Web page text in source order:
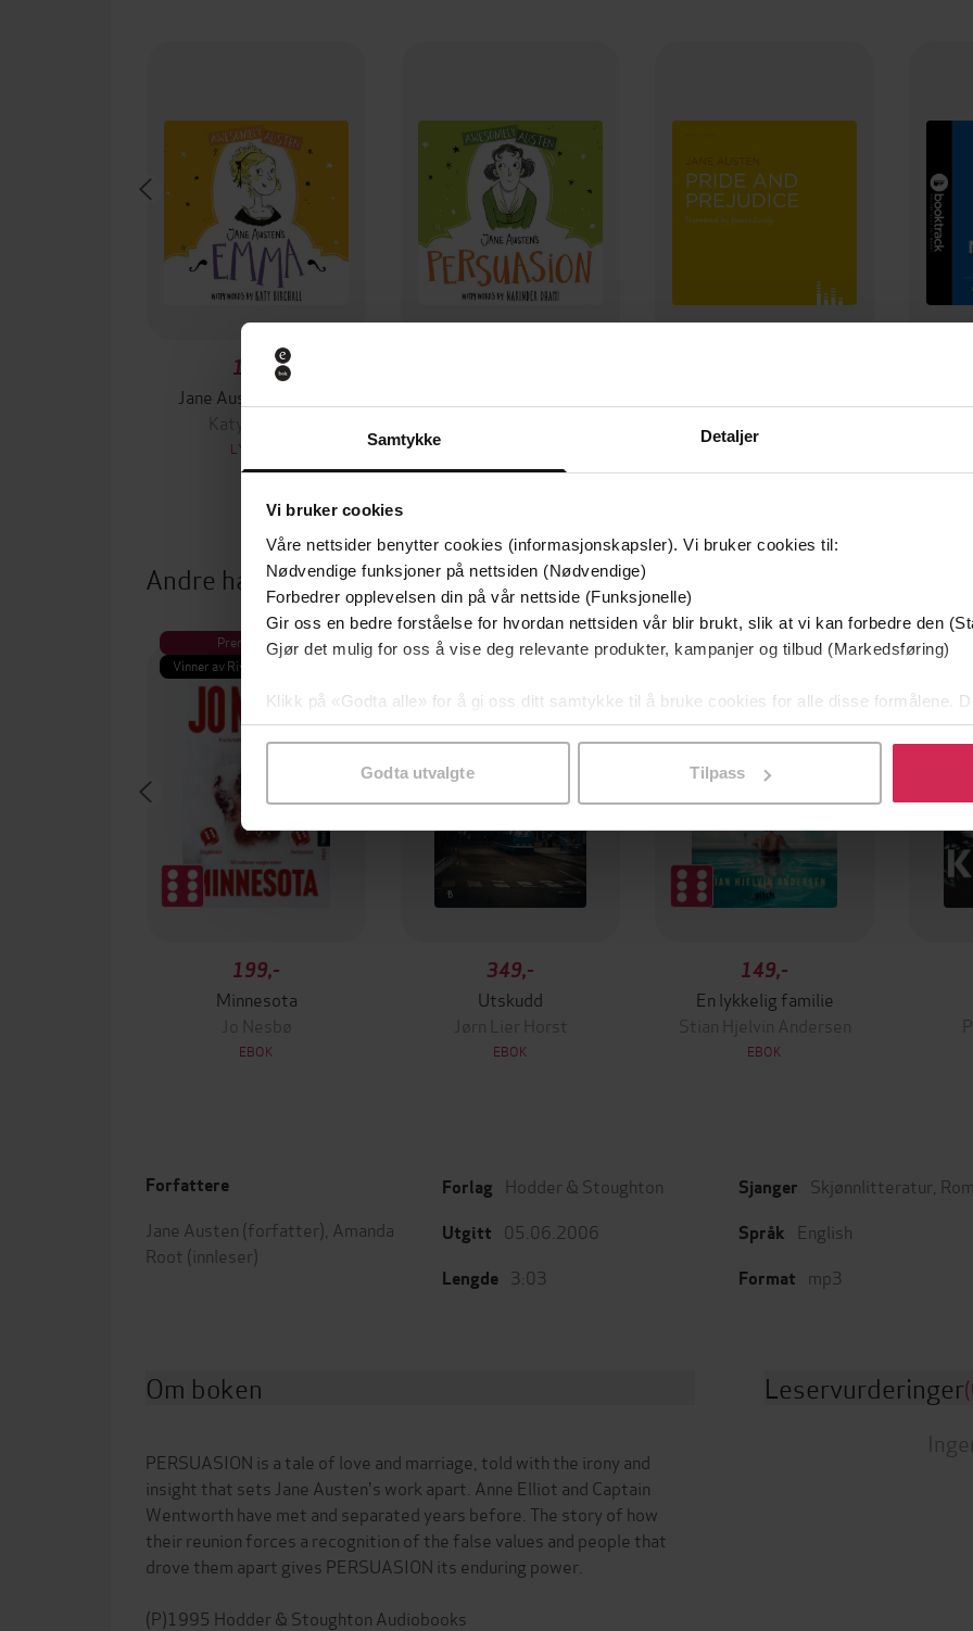
Samtykke Detaljer
Vi bruker cookies
Våre nettsider benytter cookies (informasjonskapsler). Vi bruker cookies til:
Nødvendige funksjoner på nettsiden (Nødvendige)
Forbedrer opplevelsen din på vår nettside (Funksjonelle)
Gir oss en bedre forståelse for hvordan nettsiden vår blir brukt, slik at vi kan forbedre den
Gjør det mulig for oss å vise deg relevante produkter, kampanjer og tilbud (Markedsføring)
Klikk på «Godta alle» for å gi oss ditt samtykke til å bruke cookies for alle disse formålene.
samtykke til spesifikke formål ved å klikke på «Tilpass». Du kan når som helst trekke
Godta utvalgte Tilpass
118,-
Jane Austen's Emma
Katy Birchall
LYDBOK LYDBOK
Andre har også kjøpt
Premium
Vinner av Rivertonprisen
199,-
Minnesota
Jo Nesbø
EBOK
Premium
349,-
Utskudd
Jørn Lier Horst
EBOK
149,-
En lykkelig familie
Stian Hjelvin Andersen
EBOK
Forfattere
Jane Austen (forfatter), Amanda
Root (innleser)
Forlag Hodder & Stoughton
Utgitt 05.06.2006
Lengde 3:03
Sjanger Skjønnlitteratur
Språk English
Format mp3
Om boken
PERSUASION is a tale of love and marriage, told with the irony and
insight that sets Jane Austen's work apart. Anne Elliot and Captain
Wentworth have met and separated years before. The story of how
their reunion forces a recognition of the false values and people that
drove them apart gives PERSUASION its enduring power.
Leservurderinger